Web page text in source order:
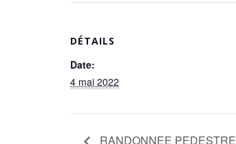
DÉTAILS
Date:
4 mai 2022
RANDONNEE PEDESTRE